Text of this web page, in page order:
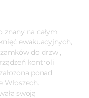
znany na całym
ewakuacyjnych,
do drzwi,
kontroli
ponad
swoją